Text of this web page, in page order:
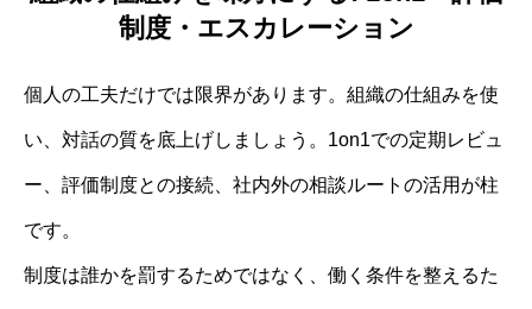
制度・エスカレーション
個人の工夫だけでは限界があります。組織の仕組みを使
い、対話の質を底上げしましょう。1on1での定期レビュ
ー、評価制度との接続、社内外の相談ルートの活用が柱
です。
制度は誰かを罰するためではなく、働く条件を整えるた